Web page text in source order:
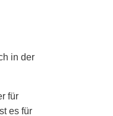
in der
für
es für